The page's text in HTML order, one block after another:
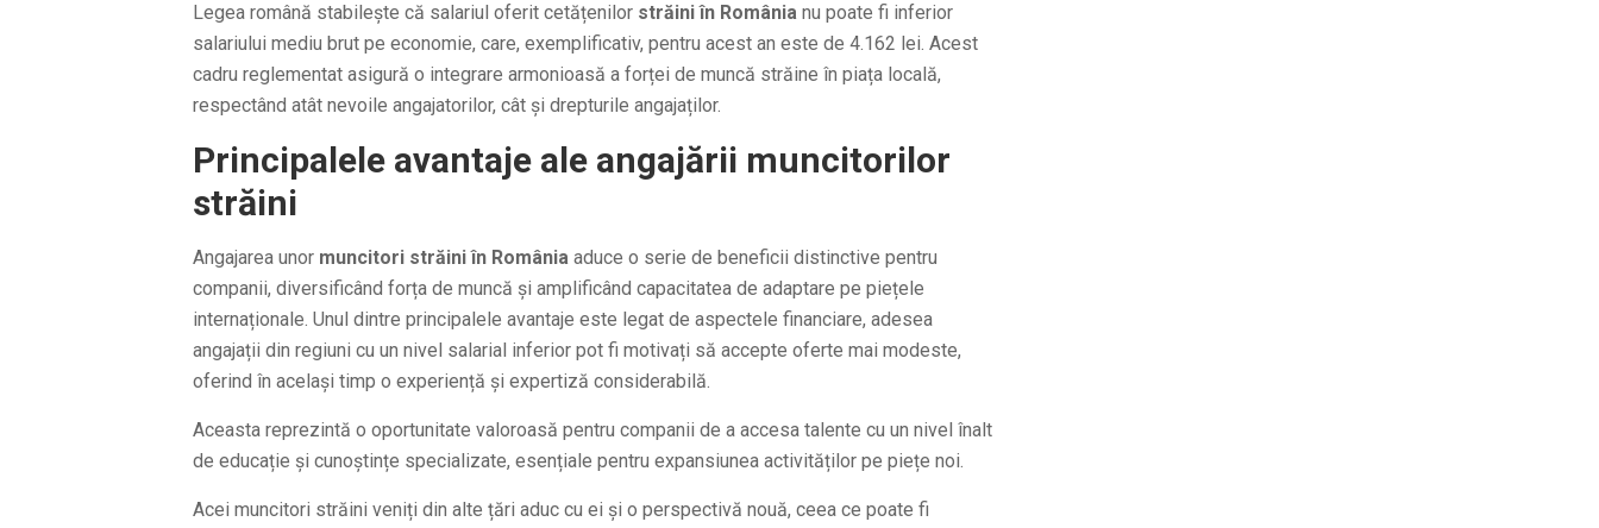
Legea română stabilește că salariul oferit cetățenilor străini în România nu poate fi inferior
salariului mediu brut pe economie, care, exemplificativ, pentru acest an este de 4.162 lei. Acest
cadru reglementat asigură o integrare armonioasă a forței de muncă străine în piața locală,
respectând atât nevoile angajatorilor, cât și drepturile angajaților.
Principalele avantaje ale angajării muncitorilor
străini
Angajarea unor muncitori străini în România aduce o serie de beneficii distinctive pentru
companii, diversificând forța de muncă și amplificând capacitatea de adaptare pe piețele
internaționale. Unul dintre principalele avantaje este legat de aspectele financiare, adesea
angajații din regiuni cu un nivel salarial inferior pot fi motivați să accepte oferte mai modeste,
oferind în același timp o experiență și expertiză considerabilă.
Aceasta reprezintă o oportunitate valoroasă pentru companii de a accesa talente cu un nivel înalt
de educație și cunoștințe specializate, esențiale pentru expansiunea activităților pe piețe noi.
Acei muncitori străini veniți din alte țări aduc cu ei și o perspectivă nouă, ceea ce poate fi